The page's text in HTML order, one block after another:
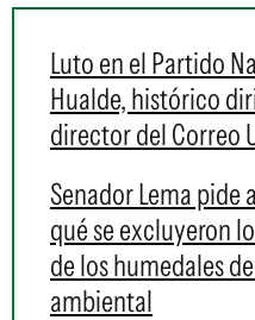
Luto en el Partido
Hualde, histórico
director del Correo
Senador Lema
qué se excluyeron
de los humedales
ambiental